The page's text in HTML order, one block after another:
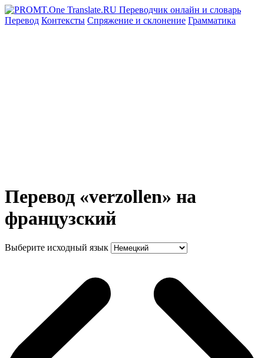
Перевод Контексты Спряжение и склонение Грамматика
Перевод «verzollen» на
французский
Выберите исходный язык